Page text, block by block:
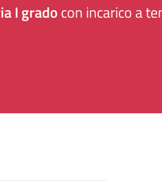
I gradocon incarico a